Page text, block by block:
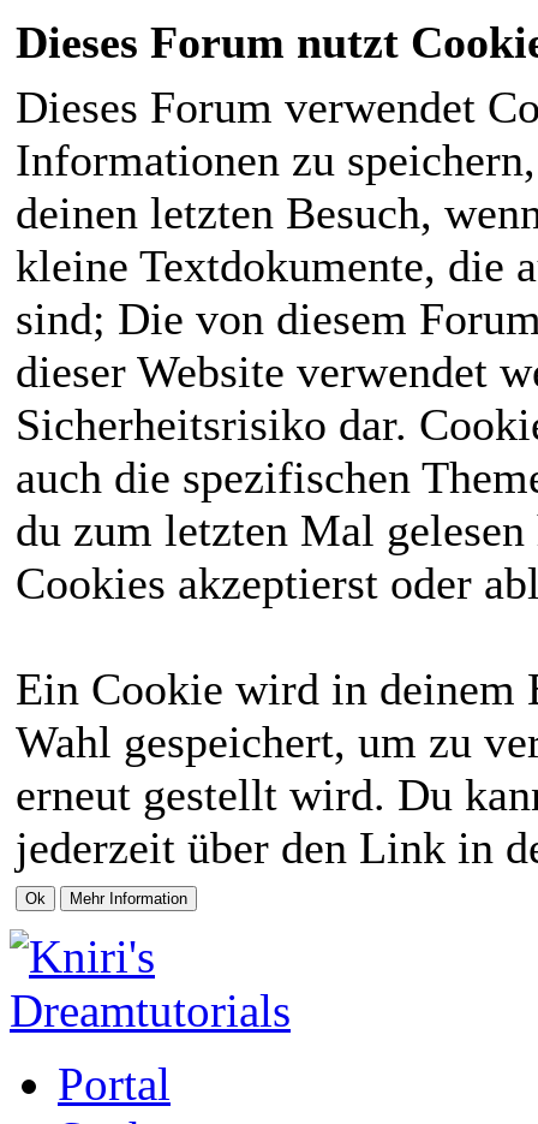
Dieses Forum nutzt
Dieses Forum verwendet
Informationen zu
deinen letzten Besuch,
kleine Textdokumente, die
sind; Die von diesem
dieser Website verwendet
Sicherheitsrisiko dar.
auch die spezifischen
du zum letzten Mal
Cookies akzeptierst oder
Ein Cookie wird in deinem
Wahl gespeichert, um zu
erneut gestellt wird. Du
jederzeit über den Link in
Portal